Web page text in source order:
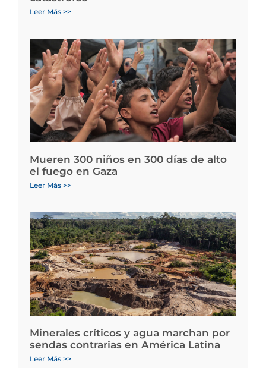
Leer Más >>
Mueren 300 niños en 300 días de alto
el fuego en Gaza
Leer Más >>
Minerales críticos y agua marchan por
sendas contrarias en América Latina
Leer Más >>